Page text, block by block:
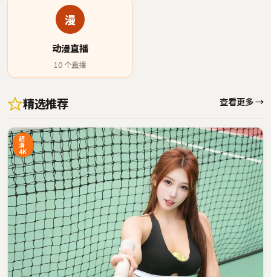
漫
动漫直播
10 个直播
精选推荐 查看更多 →
超
清
4K